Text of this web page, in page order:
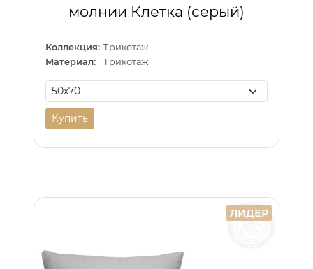
молнии Клетка (серый)
Коллекция: Трикотаж
Материал:
Трикотаж
Купить
ЛИДЕР